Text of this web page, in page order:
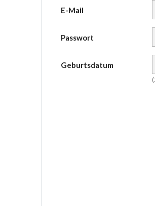
E-Mail
Passwort
Geburtsdatum